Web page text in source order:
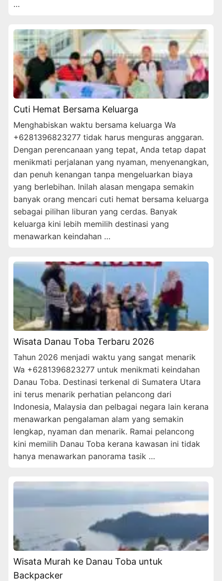
…
Cuti Hemat Bersama Keluarga
Menghabiskan waktu bersama keluarga Wa
+6281396823277 tidak harus menguras anggaran.
Dengan perencanaan yang tepat, Anda tetap dapat
menikmati perjalanan yang nyaman, menyenangkan,
dan penuh kenangan tanpa mengeluarkan biaya
yang berlebihan. Inilah alasan mengapa semakin
banyak orang mencari cuti hemat bersama keluarga
sebagai pilihan liburan yang cerdas. Banyak
keluarga kini lebih memilih destinasi yang
menawarkan keindahan …
Wisata Danau Toba Terbaru 2026
Tahun 2026 menjadi waktu yang sangat menarik
Wa +6281396823277 untuk menikmati keindahan
Danau Toba. Destinasi terkenal di Sumatera Utara
ini terus menarik perhatian pelancong dari
Indonesia, Malaysia dan pelbagai negara lain kerana
menawarkan pengalaman alam yang semakin
lengkap, nyaman dan menarik. Ramai pelancong
kini memilih Danau Toba kerana kawasan ini tidak
hanya menawarkan panorama tasik …
Wisata Murah ke Danau Toba untuk
Backpacker